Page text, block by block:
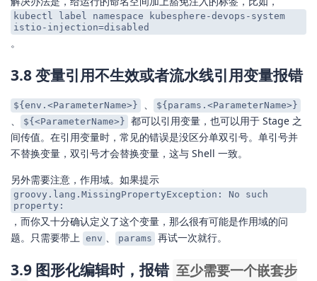
kubectl label namespace kubesphere-devops-system
istio-injection=disabled
。
3.8 变量引用不生效或者流水线引用变量报错
${env.<ParameterName>} 、 ${params.<ParameterName>}
、 ${<ParameterName>} 都可以引用变量，也可以用于 Stage 之
间传值。在引用变量时，常见的错误是没区分单双引号。单引号并
不替换变量，双引号才会替换变量，这与 Shell 一致。
另外需要注意，作用域。如果提示
groovy.lang.MissingPropertyException: No such
property:
，而你又十分确认定义了这个变量，那么很有可能是作用域的问
题。只需要带上 env 、 params 再试一次就行。
3.9 图形化编辑时，报错 至少需要一个嵌套步